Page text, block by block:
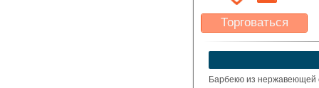
Торговаться
Какая цена Вас
устроит?
Указать цену
Барбекю из нержавеющей